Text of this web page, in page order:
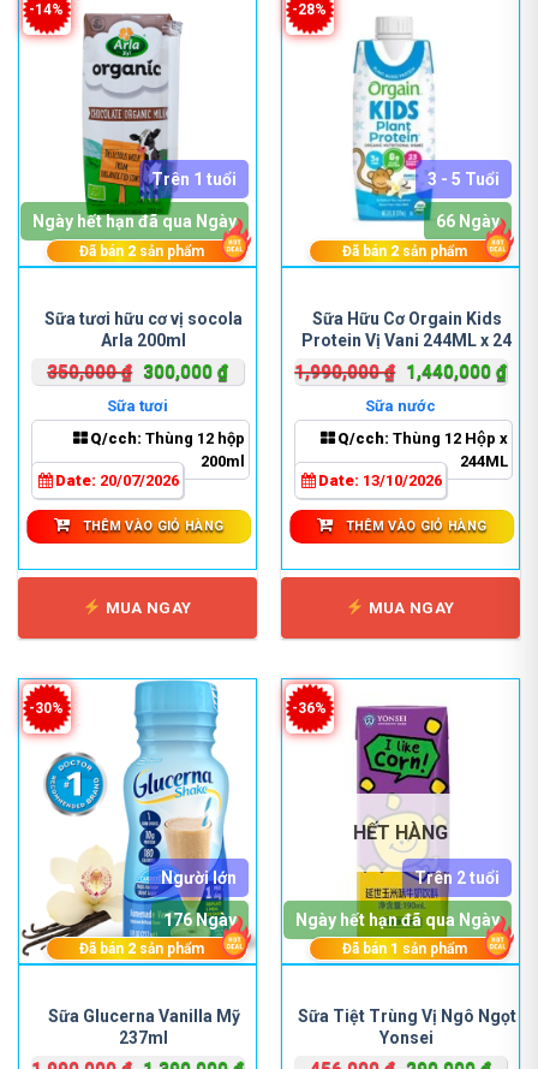
-14%
Sữa tươi hữu cơ vị socola
Arla 200ml
350,000₫ Giá
gốc
là:
350,000 ₫.
300,000 ₫Giá
tại
là:
300,000 ₫.
Sữa tươi
Q/cch:Thùng 12 hộp
200ml
Date: 20/07/2026
Trên 1 tuổi
Ngày hết hạn đã qua Ngày
Đã bán 2 sản phẩm
THÊM VÀO GIỎ HÀNG
MUA NGAY
-28%
Sữa Hữu Cơ Orgain Kids
Protein Vị Vani 244ML x 24
Hộp
1,990,000₫ Giá
gốc
là:
1,990,000 ₫.
1,440,000 ₫Giá
tại
là:
Sữa nước
Q/cch:Thùng 12 Hộp x
244ML
Date: 13/10/2026
3 - 5 Tuổi
66 Ngày
Đã bán 2 sản phẩm
THÊM VÀO GIỎ HÀNG
MUA NGAY
-30%
Sữa Glucerna Vanilla Mỹ
237ml
Người lớn
176 Ngày
Đã bán 2 sản phẩm
-36%
HẾT HÀNG
Sữa Tiệt Trùng Vị Ngô Ngọt
Yonsei
Trên 2 tuổi
Ngày hết hạn đã qua Ngày
Đã bán 1 sản phẩm